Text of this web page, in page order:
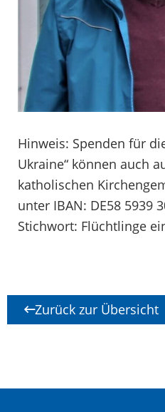
Hinweis: Spenden für
Ukraine“ können auch
katholischen
unter IBAN: DE58 5939
Stichwort: Flüchtlinge
Zurück zur Übersicht